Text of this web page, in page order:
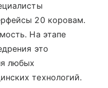
20 коровам.
На этапе
это
любых
технологий.